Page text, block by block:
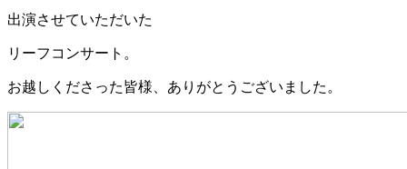
出演させていただいた
リーフコンサート。
お越しくださった皆様、ありがとうございました。